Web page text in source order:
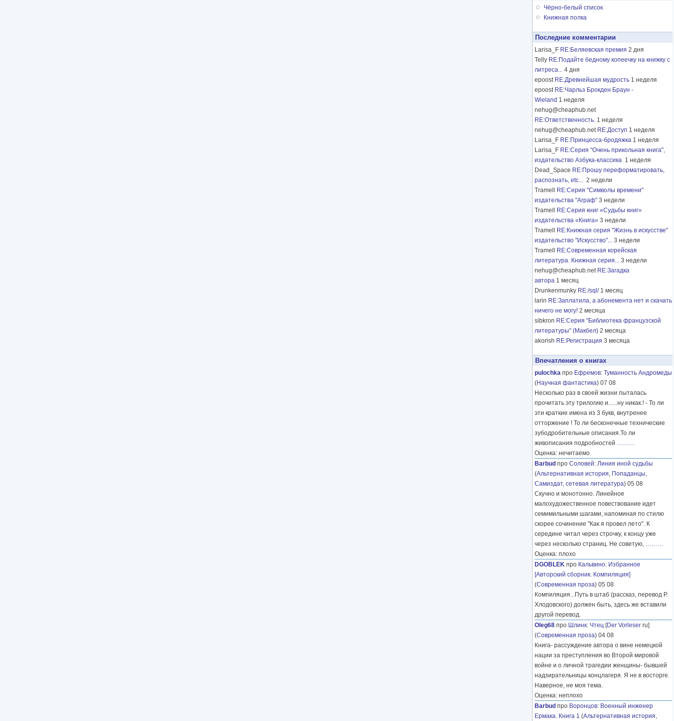
Чёрно-белый список
Книжная полка
Последние комментарии
Larisa_F RE:Беляевская премия 2 дня
Telly RE:Подайте бедному копеечку на книжку с
литреса... 4 дня
epoost RE:Древнейшая мудрость 1 неделя
epoost RE:Чарльз Брокден Браун -
Wieland 1 неделя
nehug@cheaphub.net
RE:Ответственность. 1 неделя
nehug@cheaphub.net RE:Доступ 1 неделя
Larisa_F RE:Принцесса-бродяжка 1 неделя
Larisa_F RE:Серия "Очень прикольная книга",
издательство Азбука-классика 1 неделя
Dead_Space RE:Прошу переформатировать,
распознать, etc... 2 недели
Tramell
RE:Серия "Символы времени"
издательства "Аграф" 3 недели
Tramell
RE:Серия книг «Судьбы книг»
издательства «Книга» 3 недели
Tramell
RE:Книжная серия "Жизнь в искусстве"
издательство "Искусство"... 3 недели
Tramell
RE:Современная корейская
литература. Книжная серия... 3 недели
nehug@cheaphub.net RE:Загадка
автора 1 месяц
Drunkenmunky RE:/sql/ 1 месяц
larin RE:Заплатила, а абонемента нет и скачать
ничего не могу! 2 месяца
sibkron RE:Серия "Библиотека французской
литературы" (Макбел) 2 месяца
akorish RE:Регистрация 3 месяца
Впечатления о книгах
pulochka про Ефремов: Туманность Андромеды
(Научная фантастика) 07 08
Несколько раз в своей жизни пыталась
прочитать эту трилогию и......ну никак.! - То ли
эти краткие имена из 3 букв, внутренее
отторжение ! То ли бесконечные технические
зубодробительные описания.То ли
живописания подробностей ………
Оценка: нечитаемо
Barbud про Соловей: Линия иной судьбы
(Альтернативная история, Попаданцы,
Самиздат, сетевая литература) 05 08
Скучно и монотонно. Линейное
малохудожественное повествование идет
семимильными шагами, напоминая по стилю
скорее сочинение "Как я провел лето". К
середине читал через строчку, к концу уже
через несколько страниц. Не советую, ………
Оценка: плохо
DGOBLEK про Кальвино: Избранное
[Авторский сборник. Компиляция]
(Современная проза) 05 08
Компиляция...Путь в штаб (рассказ, перевод Р.
Хлодовского) должен быть, здесь же вставили
другой перевод.
Oleg68 про Шлинк: Чтец [Der Vorleser ru]
(Современная проза) 04 08
Книга- рассуждение автора о вине немецкой
нации за преступления во Второй мировой
войне и о личной трагедии женщины- бывшей
надзирательницы концлагеря. Я не в восторге.
Наверное, не моя тема.
Оценка: неплохо
Barbud про Воронцов: Военный инженер
Ермака. Книга 1 (Альтернативная история,